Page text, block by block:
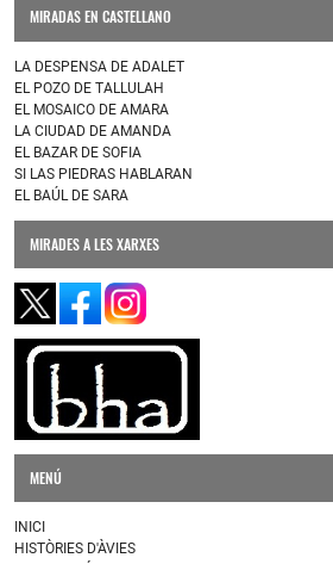
MIRADAS EN CASTELLANO
LA DESPENSA DE ADALET
EL POZO DE TALLULAH
EL MOSAICO DE AMARA
LA CIUDAD DE AMANDA
EL BAZAR DE SOFIA
SI LAS PIEDRAS HABLARAN
EL BAÚL DE SARA
MIRADES A LES XARXES
MENÚ
INICI
HISTÒRIES D'ÀVIES